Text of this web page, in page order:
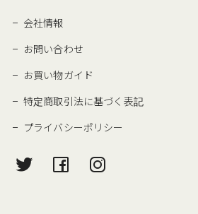
会社情報
お問い合わせ
お買い物ガイド
特定商取引法に基づく表記
プライバシーポリシー